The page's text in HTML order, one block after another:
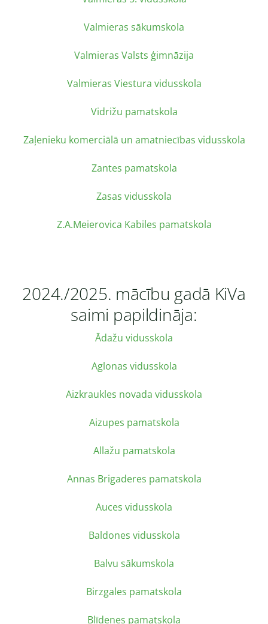
Valmieras sākumskola
Valmieras Valsts ģimnāzija
Valmieras Viestura vidusskola
Vidrižu pamatskola
Zaļenieku komerciālā un amatniecības vidusskola
Zantes pamatskola
Zasas vidusskola
Z.A.Meierovica Kabiles pamatskola
2024./2025. mācību gadā KiVa
saimi papildināja:
Ādažu vidusskola
Aglonas vidusskola
Aizkraukles novada vidusskola
Aizupes pamatskola
Allažu pamatskola
Annas Brigaderes pamatskola
Auces vidusskola
Baldones vidusskola
Balvu sākumskola
Birzgales pamatskola
Blīdenes pamatskola